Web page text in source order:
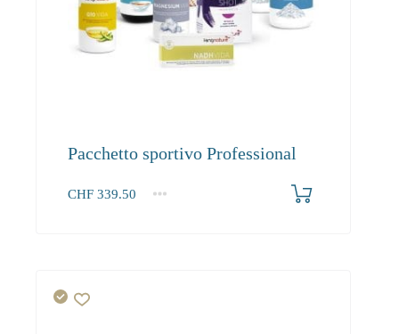
Pacchetto sportivo Professional
CHF 339.50
1+